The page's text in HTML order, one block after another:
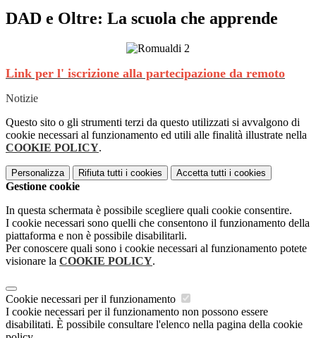
DAD e Oltre: La scuola che apprende
Link per l' iscrizione alla partecipazione da remoto
Notizie
Questo sito o gli strumenti terzi da questo utilizzati si avvalgono di
cookie necessari al funzionamento ed utili alle finalità illustrate nella
COOKIE POLICY.
Personalizza Rifiuta tutti i cookies Accetta tutti i cookies
Gestione cookie
In questa schermata è possibile scegliere quali cookie consentire.
I cookie necessari sono quelli che consentono il funzionamento della
piattaforma e non è possibile disabilitarli.
Per conoscere quali sono i cookie necessari al funzionamento potete
visionare la COOKIE POLICY.
Cookie necessari per il funzionamento
I cookie necessari per il funzionamento non possono essere
disabilitati. È possibile consultare l'elenco nella pagina della cookie